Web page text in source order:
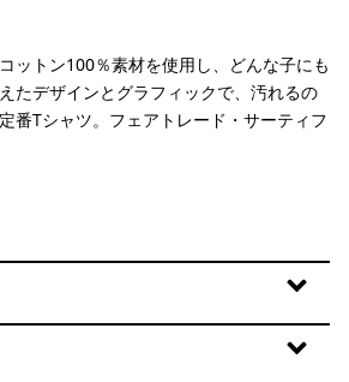
ットン100％素材を使用し、どんな子にも
たデザインとグラフィックで、汚れるの
番Tシャツ。フェアトレード・サーティフ